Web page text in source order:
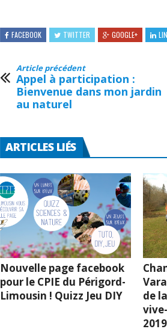
FACEBOOK TWITTER GOOGLE+
Article précédent
Appel à participation :
Bienvenue dans mon jardin
au naturel
ARTICLES LIÉS
Nouvelle page facebook
pour le CPIE du Périgord-
Limousin ! Quizz Jeu DIY
de
2019